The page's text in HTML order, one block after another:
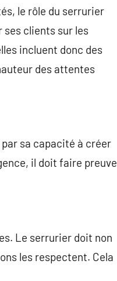
le rôle du serrurier
ses clients sur les
incluent donc des
des attentes
sa capacité à créer
il doit faire preuve
Le serrurier doit non
les respectent. Cela